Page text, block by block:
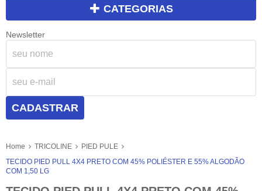
CATEGORIAS
Newsletter
CADASTRAR
Home TRICOLINE
PIED PULE
TECIDO PIED PULL 4X4 PRETO COM 45% POLIÉSTER E 55% ALGODÃO
COM 1,50 LG